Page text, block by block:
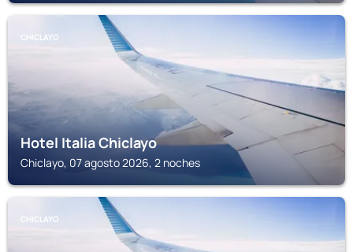
CHICLAYO
Hotel Italia Chiclayo
Chiclayo, 07 agosto 2026, 2 noches
CHICLAYO